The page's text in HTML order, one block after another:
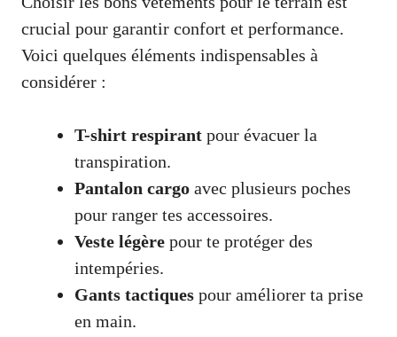
crucial pour garantir confort et performance.
Voici quelques éléments indispensables à
considérer :
T-shirt respirant pour évacuer la
transpiration.
Pantalon cargo avec plusieurs poches
pour ranger tes accessoires.
Veste légère pour te protéger des
intempéries.
Gants tactiques pour améliorer ta prise
en main.